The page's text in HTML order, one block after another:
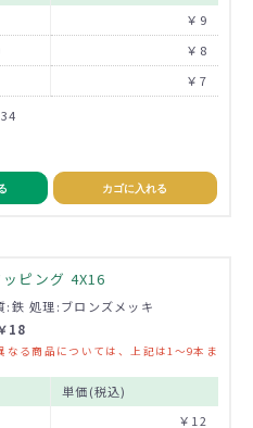
￥9
￥8
￥7
カゴに入れる
ピング 4X16
鉄 処理:ブロンズメッキ
18
る商品については、上記は1～9本ま
単価(税込)
￥12